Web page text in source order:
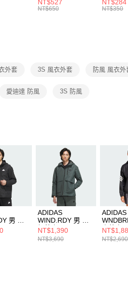
絡購買
先享後
１．透
交易，
結果請
５．嚴
形，恩
BA5871010
NT$527
NT$650
襪
NT$284
NT$350
外套 3S 風衣外套 防風 風衣外
愛迪達 防風 3S 防風
男 連
ADIDAS
WIND.RDY 男 連
帽外套 IT3952
NT$1,390
NT$3,690
衣外套
NT$2,690